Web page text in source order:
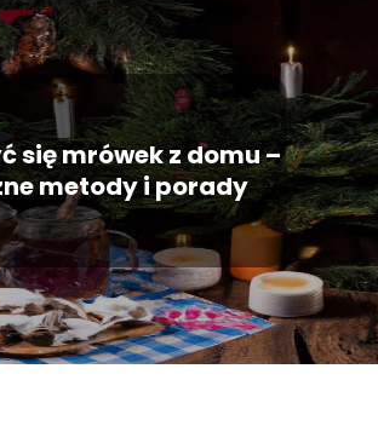
się mrówek z domu –
metody i porady